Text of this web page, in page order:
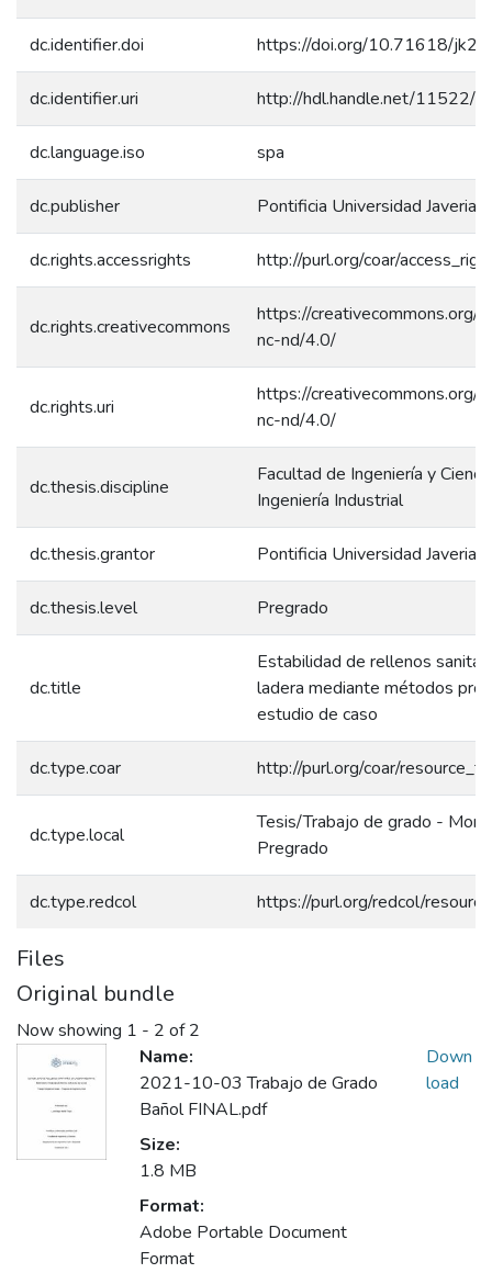
dc.identifier.doi https://doi.org/10.71618/
dc.identifier.uri http://hdl.handle.net/11522/
dc.language.iso spa
dc.publisher Pontificia Universidad
dc.rights.accessrights http://purl.org/coar/
dc.rights.creativecommons
https://creativecommons.org/
nc-nd/4.0/
dc.rights.uri
https://creativecommons.org/
nc-nd/4.0/
dc.thesis.discipline
Facultad de Ingeniería y
Ingeniería Industrial
dc.thesis.grantor Pontificia Universidad
dc.thesis.level Pregrado
dc.title
Estabilidad de rellenos
ladera mediante métodos
estudio de caso
dc.type.coar http://purl.org/coar/
dc.type.local
Tesis/Trabajo de grado -
Pregrado
dc.type.redcol https://purl.org/redcol/
Files
Original bundle
Now showing 1 - 2 of 2
Name:
2021-10-03 Trabajo de Grado
Bañol FINAL.pdf
Size:
1.8 MB
Format:
Adobe Portable Document
Format
Down
load